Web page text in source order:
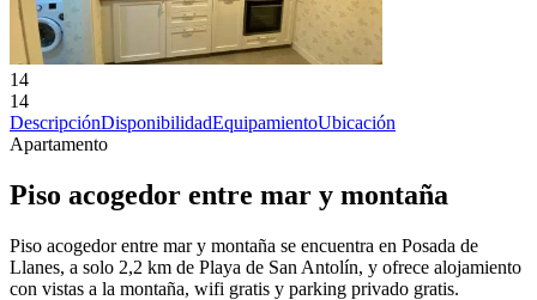
14
14
DescripciónDisponibilidadEquipamientoUbicación
Apartamento
Piso acogedor entre mar y montaña
Piso acogedor entre mar y montaña se encuentra en Posada de
Llanes, a solo 2,2 km de Playa de San Antolín, y ofrece alojamiento
con vistas a la montaña, wifi gratis y parking privado gratis.